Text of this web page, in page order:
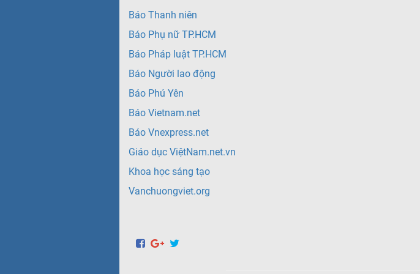
Báo Thanh niên
Báo Phụ nữ TP.HCM
Báo Pháp luật TP.HCM
Báo Người lao động
Báo Phú Yên
Báo Vietnam.net
Báo Vnexpress.net
Giáo dục ViệtNam.net.vn
Khoa học sáng tạo
Vanchuongviet.org